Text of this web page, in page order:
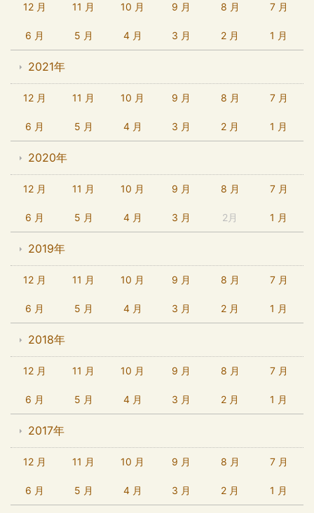
12 月 11 月 10 月 9 月 8 月 7 月
6 月 5 月 4 月 3 月 2 月 1 月
2021年
12 月 11 月 10 月 9 月 8 月 7 月
6 月 5 月 4 月 3 月 2 月 1 月
2020年
12 月 11 月 10 月 9 月 8 月 7 月
6 月 5 月 4 月 3 月 2月 1 月
2019年
12 月 11 月 10 月 9 月 8 月 7 月
6 月 5 月 4 月 3 月 2 月 1 月
2018年
12 月 11 月 10 月 9 月 8 月 7 月
6 月 5 月 4 月 3 月 2 月 1 月
2017年
12 月 11 月 10 月 9 月 8 月 7 月
6 月 5 月 4 月 3 月 2 月 1 月